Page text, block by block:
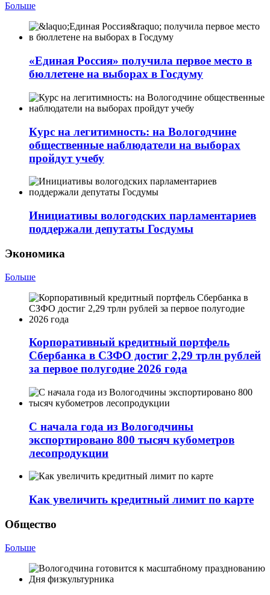
Больше
«Единая Россия» получила первое место в
бюллетене на выборах в Госдуму
Курс на легитимность: на Вологодчине
общественные наблюдатели на выборах
пройдут учебу
Инициативы вологодских парламентариев
поддержали депутаты Госдумы
Экономика
Больше
Корпоративный кредитный портфель
Сбербанка в СЗФО достиг 2,29 трлн рублей
за первое полугодие 2026 года
С начала года из Вологодчины
экспортировано 800 тысяч кубометров
лесопродукции
Как увеличить кредитный лимит по карте
Общество
Больше